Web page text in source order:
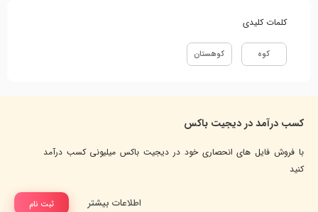
کلمات کلیدی
کوه کوهستان
کسب درآمد در دیجیت باکس
با فروش فایل های انحصاری خود در دیجیت باکس میلیونی کسب درآمد
کنید
ثبت نام اطلاعات بیشتر